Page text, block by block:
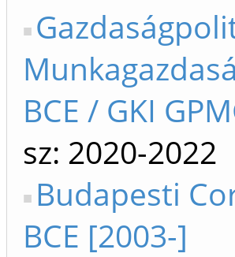
BCE / GKI
sz: 2020-2022
Budapesti
BCE [2003-]